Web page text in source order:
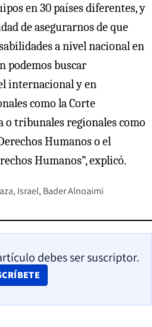
en 30 países diferentes, y
de asegurarnos de que
a nivel nacional en
podemos buscar
internacional y en
como la Corte
o tribunales regionales como
Humanos o el
Humanos”, explicó.
Israel Bader Alnoaimi
debes ser suscriptor.
IN NEW WINDOW